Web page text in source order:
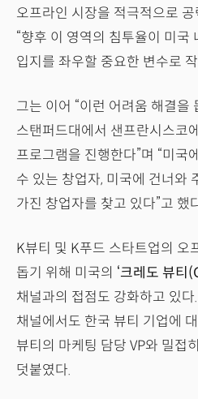
오프라인 시장을 적극적으로
“향후 이 영역의 침투율이 미국
입지를 좌우할 중요한 변수로
그는 이어 “이런 어려움 해결을
스탠퍼드대에서 샌프란시스코
프로그램을 진행한다”며 “미국
수 있는 창업자, 미국에 건너와
가진 창업자를 찾고 있다”고 했
K뷰티 및 K푸드 스타트업의 오
돕기 위해 미국의 ‘크레도 뷰티
채널과의 접점도 강화하고 있
채널에서도 한국 뷰티 기업에
뷰티의 마케팅 담당 VP와 밀접
덧붙였다.